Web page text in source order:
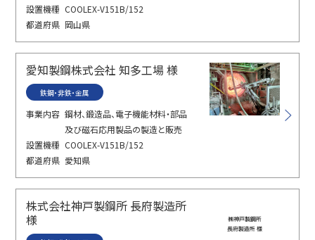
設置機種 COOLEX-V151B/152
都道府県 岡山県
愛知製鋼株式会社 知多工場 様
鉄鋼・非鉄・金属
事業内容 鋼材、鍛造品、電子機能材料・部品
及び磁石応用製品の製造と販売
設置機種 COOLEX-V151B/152
都道府県 愛知県
株式会社神戸製鋼所 長府製造所
様